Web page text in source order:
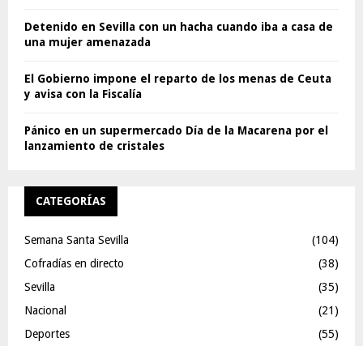
Detenido en Sevilla con un hacha cuando iba a casa de
una mujer amenazada
El Gobierno impone el reparto de los menas de Ceuta
y avisa con la Fiscalía
Pánico en un supermercado Día de la Macarena por el
lanzamiento de cristales
CATEGORÍAS
Semana Santa Sevilla
(104)
Cofradías en directo
(38)
Sevilla
(35)
Nacional
(21)
Deportes
(55)